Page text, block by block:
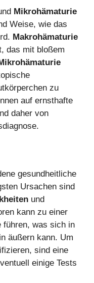
Mikrohämaturie
Weise, wie das
Makrohämaturie
das mit bloßem
zu
auf ernsthafte
daher von
gesundheitliche
Ursachen sind
und
kann zu einer
führen, was sich in
äußern kann. Um
sind eine
einige Tests